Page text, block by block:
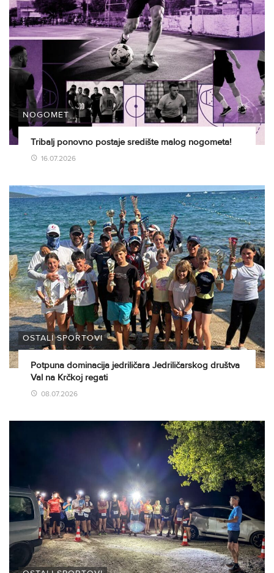
NOGOMET
Tribalj ponovno postaje središte malog nogometa!
16.07.2026
OSTALI SPORTOVI
Potpuna dominacija jedriličara Jedriličarskog društva
Val na Krčkoj regati
08.07.2026